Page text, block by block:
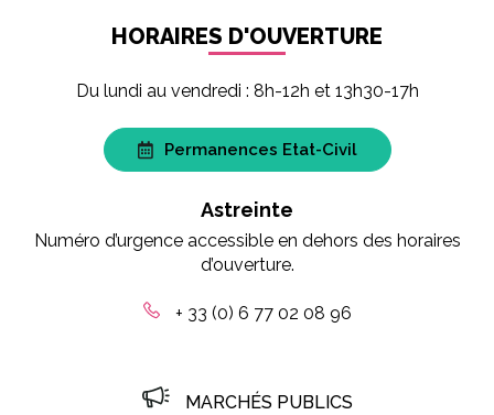
HORAIRES D'OUVERTURE
Du lundi au vendredi : 8h-12h et 13h30-17h
Permanences Etat-Civil
Astreinte
Numéro d’urgence accessible en dehors des horaires
d’ouverture.
+ 33 (0) 6 77 02 08 96
MARCHÉS PUBLICS